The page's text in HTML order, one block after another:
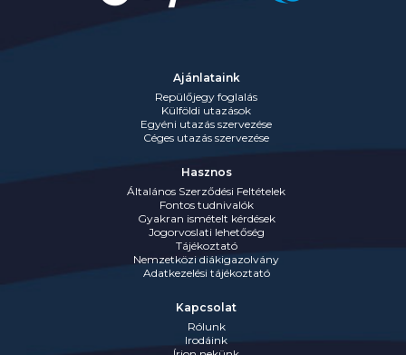
Ajánlataink
Repülőjegy foglalás
Külföldi utazások
Egyéni utazás szervezése
Céges utazás szervezése
Hasznos
Általános Szerződési Feltételek
Fontos tudnivalók
Gyakran ismételt kérdések
Jogorvoslati lehetőség
Tájékoztató
Nemzetközi diákigazolvány
Adatkezelési tájékoztató
Kapcsolat
Rólunk
Irodáink